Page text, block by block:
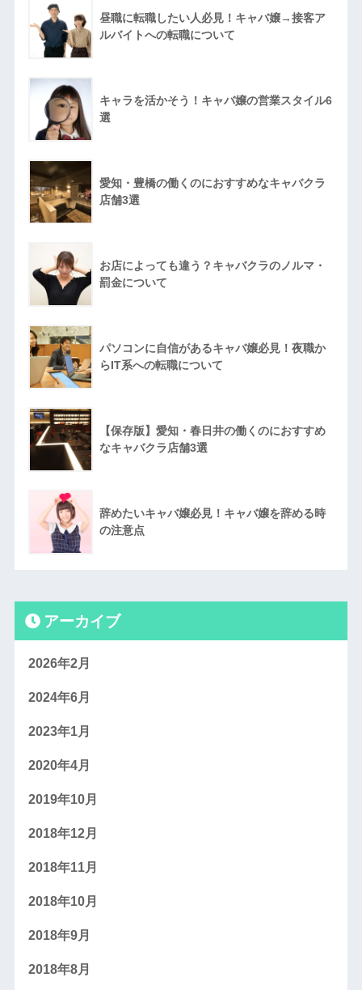
昼職に転職したい人必見！キャバ嬢→接客ア
ルバイトへの転職について
キャラを活かそう！キャバ嬢の営業スタイル6
選
愛知・豊橋の働くのにおすすめなキャバクラ
店舗3選
お店によっても違う？キャバクラのノルマ・
罰金について
パソコンに自信があるキャバ嬢必見！夜職か
らIT系への転職について
【保存版】愛知・春日井の働くのにおすすめ
なキャバクラ店舗3選
辞めたいキャバ嬢必見！キャバ嬢を辞める時
の注意点
アーカイブ
2026年2月
2024年6月
2023年1月
2020年4月
2019年10月
2018年12月
2018年11月
2018年10月
2018年9月
2018年8月